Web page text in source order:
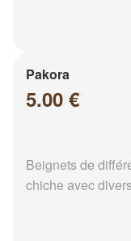
Pakora
5.00 €
Beignets de
chiche avec